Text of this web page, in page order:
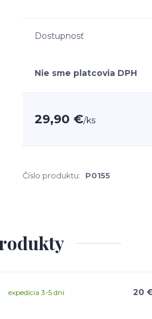
Dostupnosť
Nie sme platcovia DPH
29,90 €/ks
Číslo produktu: P0155
20
expedícia 3-5 dní